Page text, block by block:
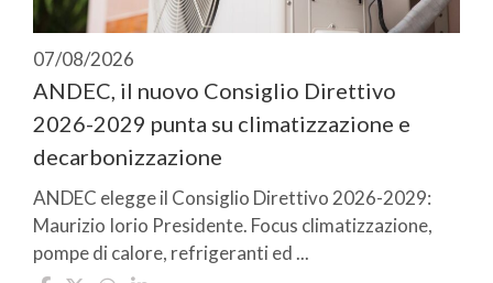
07/08/2026
ANDEC, il nuovo Consiglio Direttivo
2026-2029 punta su climatizzazione e
decarbonizzazione
ANDEC elegge il Consiglio Direttivo 2026-2029:
Maurizio Iorio Presidente. Focus climatizzazione,
pompe di calore, refrigeranti ed ...